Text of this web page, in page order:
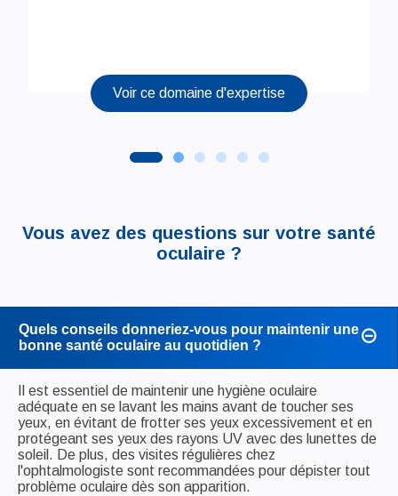
Voir ce domaine d'expertise
Vous avez des questions sur votre santé
oculaire ?
Quels conseils donneriez-vous pour maintenir une
bonne santé oculaire au quotidien ?
Il est essentiel de maintenir une hygiène oculaire
adéquate en se lavant les mains avant de toucher ses
yeux, en évitant de frotter ses yeux excessivement et en
protégeant ses yeux des rayons UV avec des lunettes de
soleil. De plus, des visites régulières chez
l'ophtalmologiste sont recommandées pour dépister tout
problème oculaire dès son apparition.